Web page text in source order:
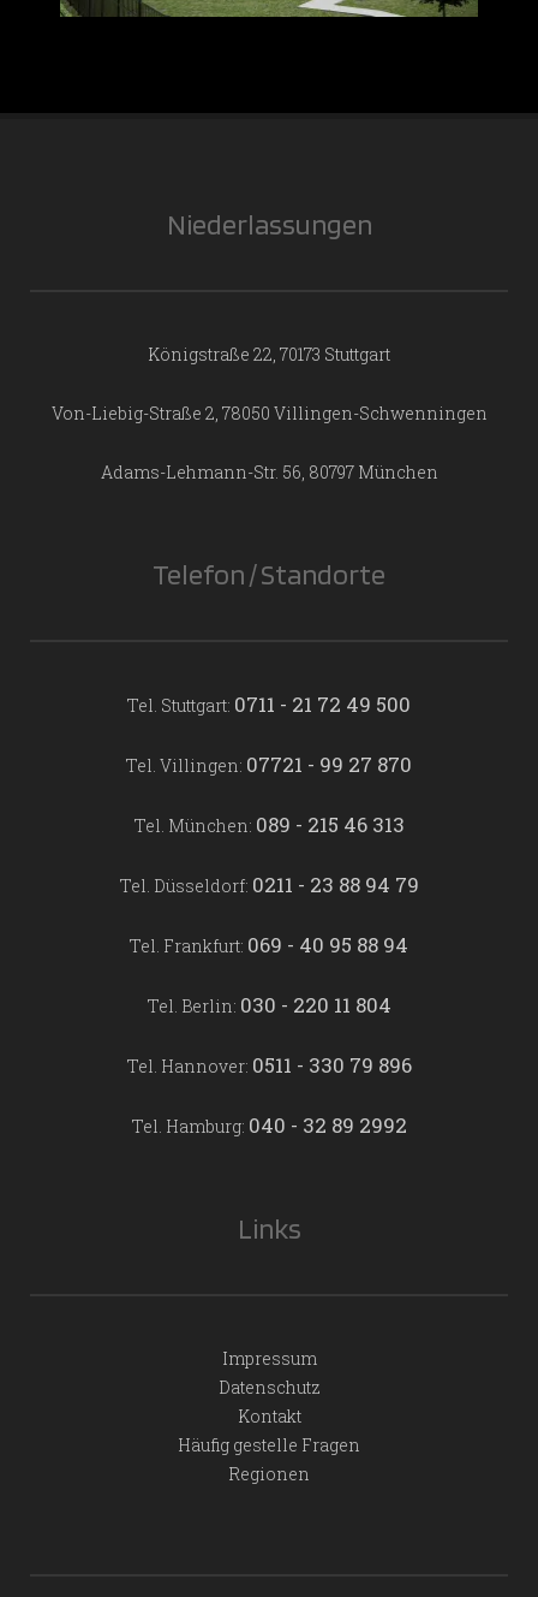
Niederlassungen
Königstraße 22, 70173 Stuttgart
Von-Liebig-Straße 2, 78050 Villingen-Schwenningen
Adams-Lehmann-Str. 56, 80797 München
Telefon / Standorte
Tel. Stuttgart: 0711 - 21 72 49 500
Tel. Villingen: 07721 - 99 27 870
Tel. München: 089 - 215 46 313
Tel. Düsseldorf: 0211 - 23 88 94 79
Tel. Frankfurt: 069 - 40 95 88 94
Tel. Berlin: 030 - 220 11 804
Tel. Hannover: 0511 - 330 79 896
Tel. Hamburg: 040 - 32 89 2992
Links
Impressum
Datenschutz
Kontakt
Häufig gestelle Fragen
Regionen